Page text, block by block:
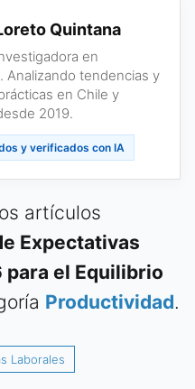
Quintana
en
. Analizando tendencias y
en Chile y
2019.
y verificados con IA
artículos
Expectativas
para el Equilibrio
Productividad.
Laborales